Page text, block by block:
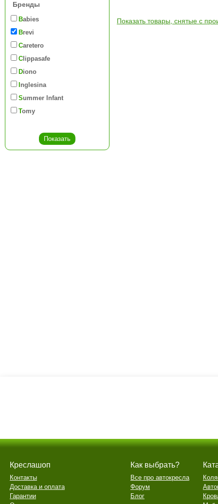
Бренды
Babies
Brevi
Caretero
Clippasafe
Diono
Inglesina
Summer Infant
Tomy
Показать товары, снятые с
Креслашоп
Контакты
Доставка и оплата
Гарантии
Как выбрать?
Все про автокресла
Форум
Блог